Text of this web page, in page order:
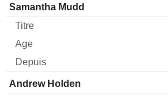
Dirigeant Titre Age
Samantha Mudd
Andrew Holden